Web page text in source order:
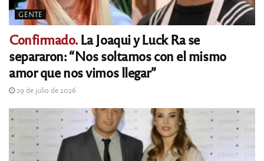
GENTE
Confirmado.La Joaqui y Luck Ra se
separaron: “Nos soltamos con el mismo
amor que nos vimos llegar”
29 de julio de 2026